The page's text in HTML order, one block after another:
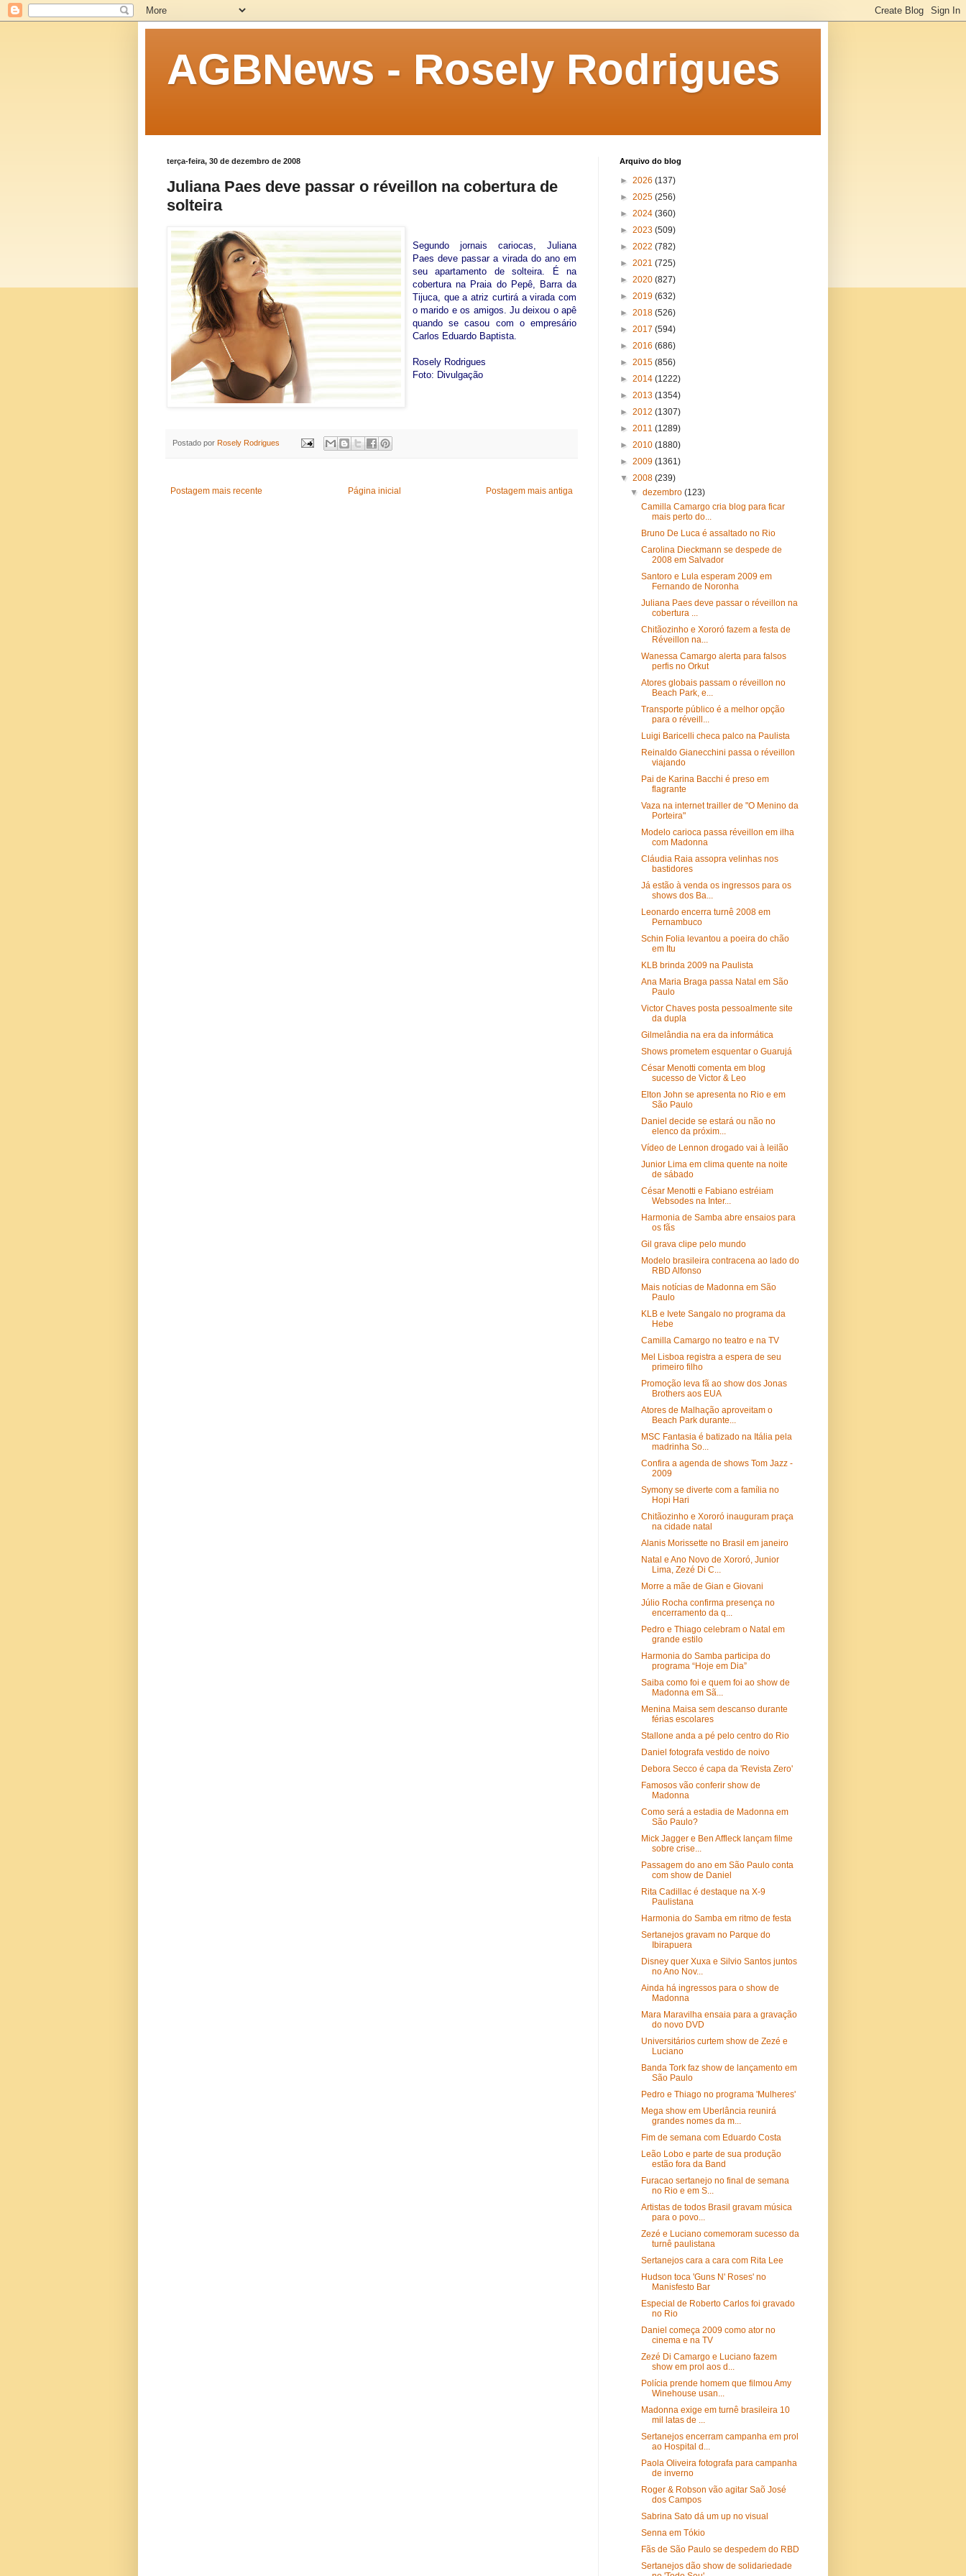
AGBNews - Rosely Rodrigues
terça-feira, 30 de dezembro de 2008
Juliana Paes deve passar o réveillon na cobertura de
solteira
Segundo jornais cariocas, Juliana
Paes deve passar a virada do ano em
seu apartamento de solteira. É na
cobertura na Praia do Pepê, Barra da
Tijuca, que a atriz curtirá a virada com
o marido e os amigos. Ju deixou o apê
quando se casou com o empresário
Carlos Eduardo Baptista.
Rosely Rodrigues
Foto: Divulgação
Postado por Rosely Rodrigues
Postagem mais recente Postagem mais antiga
Página inicial
Arquivo do blog
► 2026 (137)
► 2025 (256)
► 2024 (360)
► 2023 (509)
► 2022 (782)
► 2021 (725)
► 2020 (827)
► 2019 (632)
► 2018 (526)
► 2017 (594)
► 2016 (686)
► 2015 (856)
► 2014 (1222)
► 2013 (1354)
► 2012 (1307)
► 2011 (1289)
► 2010 (1880)
► 2009 (1361)
▼ 2008 (239)
▼dezembro(123)
Camilla Camargo cria blog para ficar
mais perto do...
Bruno De Luca é assaltado no Rio
Carolina Dieckmann se despede de
2008 em Salvador
Santoro e Lula esperam 2009 em
Fernando de Noronha
Juliana Paes deve passar o réveillon na
cobertura ...
Chitãozinho e Xororó fazem a festa de
Réveillon na...
Wanessa Camargo alerta para falsos
perfis no Orkut
Atores globais passam o réveillon no
Beach Park, e...
Transporte público é a melhor opção
para o réveill...
Luigi Baricelli checa palco na Paulista
Reinaldo Gianecchini passa o réveillon
viajando
Pai de Karina Bacchi é preso em
flagrante
Vaza na internet trailler de "O Menino da
Porteira"
Modelo carioca passa réveillon em ilha
com Madonna
Cláudia Raia assopra velinhas nos
bastidores
Já estão à venda os ingressos para os
shows dos Ba...
Leonardo encerra turnê 2008 em
Pernambuco
Schin Folia levantou a poeira do chão
em Itu
KLB brinda 2009 na Paulista
Ana Maria Braga passa Natal em São
Paulo
Victor Chaves posta pessoalmente site
da dupla
Gilmelândia na era da informática
Shows prometem esquentar o Guarujá
César Menotti comenta em blog
sucesso de Victor & Leo
Elton John se apresenta no Rio e em
São Paulo
Daniel decide se estará ou não no
elenco da próxim...
Vídeo de Lennon drogado vai à leilão
Junior Lima em clima quente na noite
de sábado
César Menotti e Fabiano estréiam
Websodes na Inter...
Harmonia de Samba abre ensaios para
os fãs
Gil grava clipe pelo mundo
Modelo brasileira contracena ao lado do
RBD Alfonso
Mais notícias de Madonna em São
Paulo
KLB e Ivete Sangalo no programa da
Hebe
Camilla Camargo no teatro e na TV
Mel Lisboa registra a espera de seu
primeiro filho
Promoção leva fã ao show dos Jonas
Brothers aos EUA
Atores de Malhação aproveitam o
Beach Park durante...
MSC Fantasia é batizado na Itália pela
madrinha So...
Confira a agenda de shows Tom Jazz -
2009
Symony se diverte com a família no
Hopi Hari
Chitãozinho e Xororó inauguram praça
na cidade natal
Alanis Morissette no Brasil em janeiro
Natal e Ano Novo de Xororó, Junior
Lima, Zezé Di C...
Morre a mãe de Gian e Giovani
Júlio Rocha confirma presença no
encerramento da q...
Pedro e Thiago celebram o Natal em
grande estilo
Harmonia do Samba participa do
programa “Hoje em Dia”
Saiba como foi e quem foi ao show de
Madonna em Sã...
Menina Maisa sem descanso durante
férias escolares
Stallone anda a pé pelo centro do Rio
Daniel fotografa vestido de noivo
Debora Secco é capa da 'Revista Zero'
Famosos vão conferir show de
Madonna
Como será a estadia de Madonna em
São Paulo?
Mick Jagger e Ben Affleck lançam filme
sobre crise...
Passagem do ano em São Paulo conta
com show de Daniel
Rita Cadillac é destaque na X-9
Paulistana
Harmonia do Samba em ritmo de festa
Sertanejos gravam no Parque do
Ibirapuera
Disney quer Xuxa e Silvio Santos juntos
no Ano Nov...
Ainda há ingressos para o show de
Madonna
Mara Maravilha ensaia para a gravação
do novo DVD
Universitários curtem show de Zezé e
Luciano
Banda Tork faz show de lançamento em
São Paulo
Pedro e Thiago no programa 'Mulheres'
Mega show em Uberlância reunirá
grandes nomes da m...
Fim de semana com Eduardo Costa
Leão Lobo e parte de sua produção
estão fora da Band
Furacao sertanejo no final de semana
no Rio e em S...
Artistas de todos Brasil gravam música
para o povo...
Zezé e Luciano comemoram sucesso da
turnê paulistana
Sertanejos cara a cara com Rita Lee
Hudson toca 'Guns N' Roses' no
Manisfesto Bar
Especial de Roberto Carlos foi gravado
no Rio
Daniel começa 2009 como ator no
cinema e na TV
Zezé Di Camargo e Luciano fazem
show em prol aos d...
Polícia prende homem que filmou Amy
Winehouse usan...
Madonna exige em turnê brasileira 10
mil latas de ...
Sertanejos encerram campanha em prol
ao Hospital d...
Paola Oliveira fotografa para campanha
de inverno
Roger & Robson vão agitar Saõ José
dos Campos
Sabrina Sato dá um up no visual
Senna em Tókio
Fãs de São Paulo se despedem do RBD
Sertanejos dão show de solidariedade